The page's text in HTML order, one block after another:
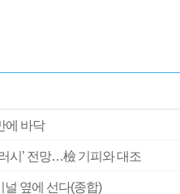
에 바닥
시’ 전망…檢 기피와 대조
옆에 선다(종합)